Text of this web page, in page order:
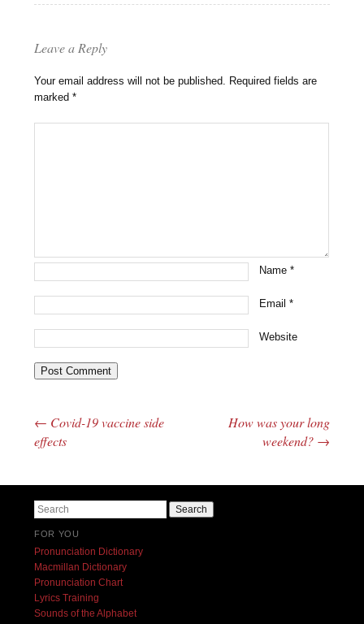
Leave a Reply
Your email address will not be published. Required fields are
marked*
Name*
Email*
Website
Post navigation
← Covid-19 vaccine side
effects
How was your long
weekend? →
Search
FOR YOU
Pronunciation Dictionary
Macmillan Dictionary
Pronunciation Chart
Lyrics Training
Sounds of the Alphabet